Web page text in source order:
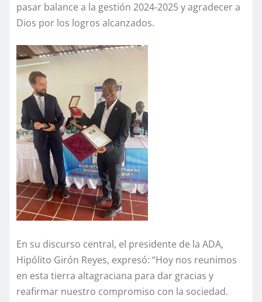
pasar balance a la gestión 2024-2025 y agradecer a
Dios por los logros alcanzados.
En su discurso central, el presidente de la ADA,
Hipólito Girón Reyes, expresó: “Hoy nos reunimos
en esta tierra altagraciana para dar gracias y
reafirmar nuestro compromiso con la sociedad.